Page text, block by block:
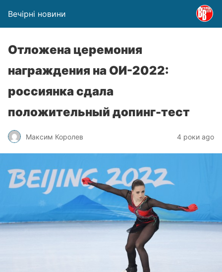
Вечірні новини
Отложена церемония
награждения на ОИ-2022:
россиянка сдала
положительный допинг-тест
Максим Королев 4 роки ago